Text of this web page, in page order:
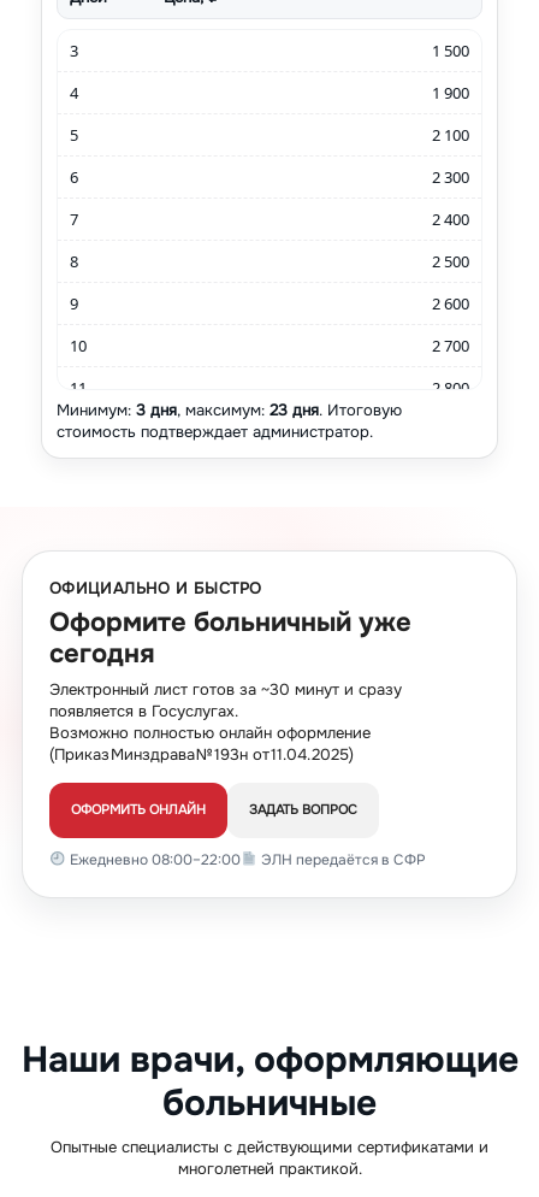
3
1 500
4
1 900
5
2 100
6
2 300
7
2 400
8
2 500
9
2 600
10
2 700
11
2 800
12
15
3 300
16
17
18
19
20
21
22
23
4 100
Минимум: 3 дня, максимум: 23 дня. Итоговую
стоимость подтверждает администратор.
ОФИЦИАЛЬНО И БЫСТРО
Оформите больничный уже
сегодня
Электронный лист готов за ~30 минут и сразу
появляется в Госуслугах.
Возможно полностью онлайн оформление
(Приказ Минздрава № 193н от 11.04.2025)
ОФОРМИТЬ ОНЛАЙН ЗАДАТЬ ВОПРОС
Ежедневно 08:00–22:00 ЭЛН передаётся в СФР
Наши врачи, оформляющие
больничные
Опытные специалисты с действующими сертификатами и
многолетней практикой.